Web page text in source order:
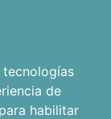
de
para habilitar